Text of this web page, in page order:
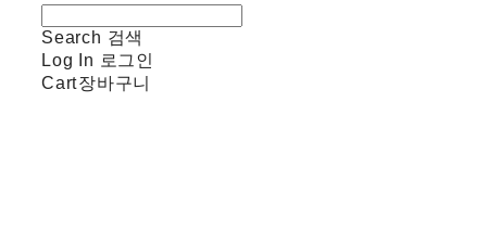
Search 검색
Log In 로그인
Cart장바구니